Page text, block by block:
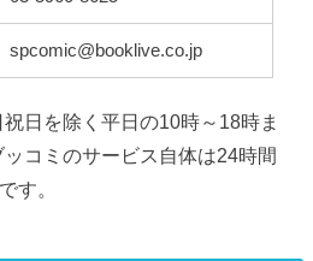
spcomic@booklive.co.jp
日を除く平日の10時～18時ま
コミのサービス自体は24時間
す。